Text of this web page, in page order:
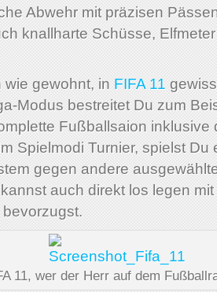
Abwehr mit präzisen
knallharte Schüsse,
wie gewohnt, in FIFA 11
Modus bestreitet Du zum
Fußballsaion inklusive
Spielmodi Turnier, spielst Du
gegen andere
auch direkt los legen mit
11, wer der Herr auf dem